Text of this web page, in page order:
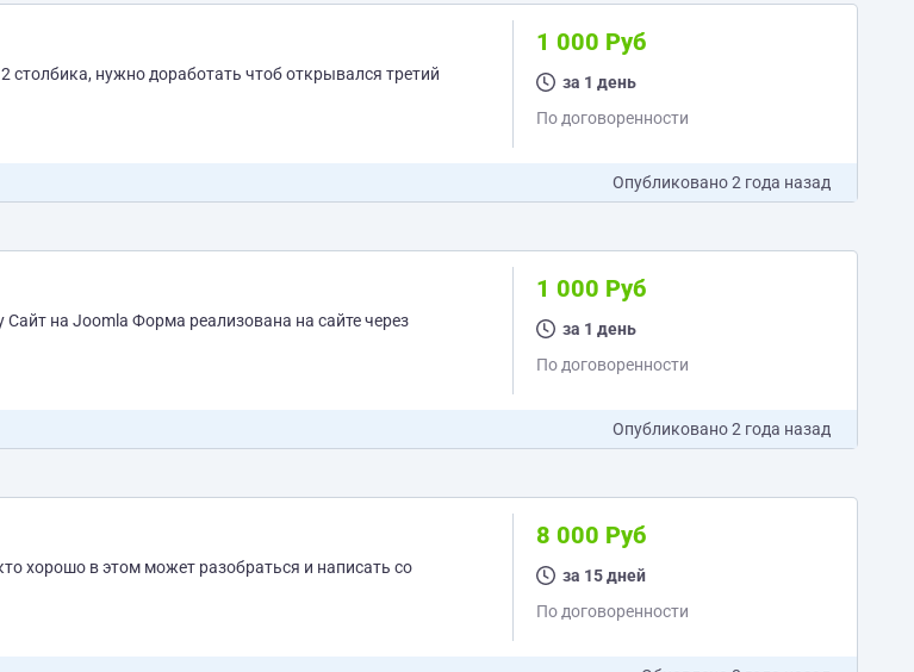
1 000 Руб
за 1 день
По договоренности
Опубликовано2 года назад
на Joomla Форма реализована на сайте через
1 000 Руб
за 1 день
По договоренности
Опубликовано2 года назад
8 000 Руб
за 15 дней
По договоренности